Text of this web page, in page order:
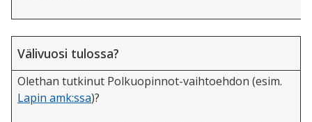
Välivuosi tulossa?
Olethan tutkinut Polkuopinnot-vaihtoehdon (esim.
Lapin amk:ssa)?